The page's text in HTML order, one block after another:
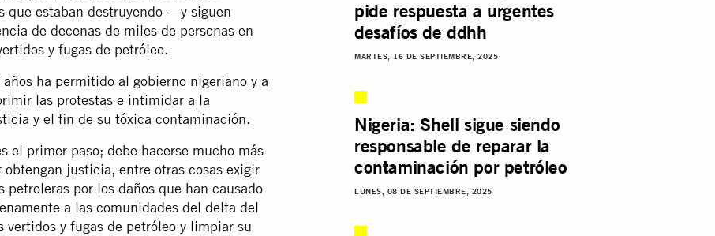
que estaban destruyendo —y siguen
de decenas de miles de personas en
y fugas de petróleo.
ha permitido al gobierno nigeriano y a
las protestas e intimidar a la
y el fin de su tóxica contaminación.
el primer paso; debe hacerse mucho más
justicia, entre otras cosas exigir
por los daños que han causado
a las comunidades del delta del
vertidos y fugas de petróleo y limpiar su
pide respuesta a urgentes
desafíos de ddhh
MARTES, 16 DE SEPTIEMBRE, 2025
Nigeria: Shell sigue siendo
responsable de reparar la
contaminación por petróleo
LUNES, 08 DE SEPTIEMBRE, 2025